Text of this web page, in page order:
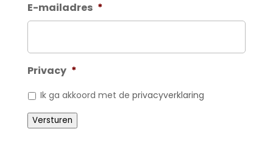
E-mailadres *
Privacy *
Ik ga akkoord met de privacyverklaring
Versturen